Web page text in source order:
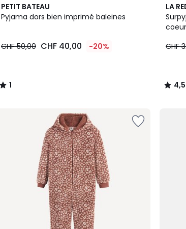
PETIT BATEAU
Pyjama dors bien imprimé baleines
CHF 50,00 CHF 40,00 -20%
1
/
1
/
LA
CHF
4,5
/ 5
4,5
/